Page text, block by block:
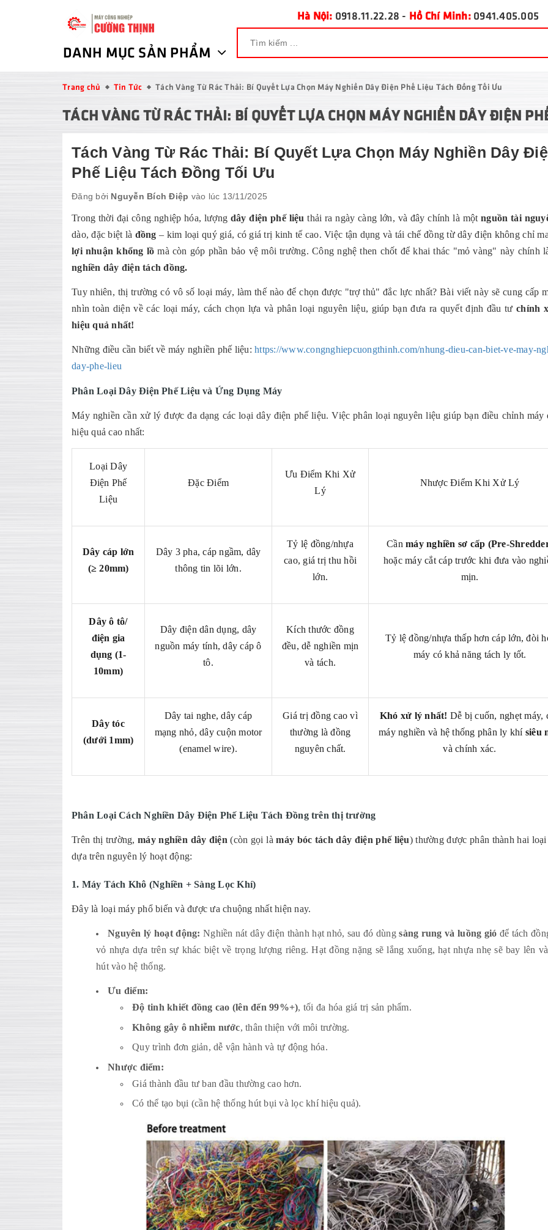
DANH MỤC SẢN PHẨM
Hà Nội: 0918.11.22.28 - Hồ Chí Minh: 0941.405.005
Trang chủ Tin Tức Tách Vàng Từ Rác Thải: Bí Quyết Lựa Chọn Máy Nghiền Dây Điện Phế Liệu Tách Đồng Tối Ưu
TÁCH VÀNG TỪ RÁC THẢI: BÍ QUYẾT LỰA CHỌN MÁY NGHIỀN DÂY ĐIỆN
Tách Vàng Từ Rác Thải: Bí Quyết Lựa Chọn Máy Nghiền Dây
Phế Liệu Tách Đồng Tối Ưu
Đăng bởi Nguyễn Bích Điệp vào lúc 13/11/2025
Trong thời đại công nghiệp hóa, lượng dây điện phế liệu thải ra ngày càng lớn, và đây chính là mộtnguồn tài
dào, đặc biệt là đồng – kim loại quý giá, có giá trị kinh tế cao. Việc tận dụng và tái chế đồng từ dây điện không chỉ
lợi nhuận khổng lồ mà còn góp phần bảo vệ môi trường. Công nghệ then chốt để khai thác "mỏ vàng" này chính
nghiền dây điện tách đồng.
Tuy nhiên, thị trường có vô số loại máy, làm thế nào để chọn được "trợ thủ" đắc lực nhất? Bài viết này sẽ cung cấp
nhìn toàn diện về các loại máy, cách chọn lựa và phân loại nguyên liệu, giúp bạn đưa ra quyết định đầu tưchính
hiệu quả nhất!
Những điều cần biết về máy nghiền phế liệu: https://www.congnghiepcuongthinh.com/nhung-dieu-can-biet-ve-may-
day-phe-lieu
Phân Loại Dây Điện Phế Liệu và Ứng Dụng Máy
Máy nghiền cần xử lý được đa dạng các loại dây điện phế liệu. Việc phân loại nguyên liệu giúp bạn điều chỉnh máy
hiệu quả cao nhất:
Loại Dây
Điện Phế
Liệu
Đặc Điểm
Ưu Điểm Khi Xử
Lý
Nhược Điểm Khi Xử Lý
Dây cáp lớn
(≥ 20mm)
Dây 3 pha, cáp ngầm, dây
thông tin lõi lớn.
Tỷ lệ đồng/nhựa
cao, giá trị thu hồi
lớn.
Cần máy nghiền sơ cấp (Pre-
hoặc máy cắt cáp trước khi đưa vào
mịn.
Dây ô tô/
điện gia
dụng (1-
10mm)
Dây điện dân dụng, dây
nguồn máy tính, dây cáp ô
tô.
Kích thước đồng
đều, dễ nghiền mịn
và tách.
Tỷ lệ đồng/nhựa thấp hơn cáp lớn, đòi
máy có khả năng tách ly tốt.
Dây tóc
(dưới 1mm)
Dây tai nghe, dây cáp
mạng nhỏ, dây cuộn motor
(enamel wire).
Giá trị đồng cao vì
thường là đồng
nguyên chất.
Khó xử lý nhất! Dễ bị cuốn, nghẹt máy,
máy nghiền và hệ thống phân ly khí siêu
và chính xác.
Phân Loại Cách Nghiền Dây Điện Phế Liệu Tách Đồng trên thị trường
Trên thị trường,máy nghiền dây điện (còn gọi làmáy bóc tách dây điện phế liệu) thường được phân thành hai
dựa trên nguyên lý hoạt động:
1. Máy Tách Khô (Nghiền + Sàng Lọc Khí)
Đây là loại máy phổ biến và được ưa chuộng nhất hiện nay.
Nguyên lý hoạt động:Nghiền nát dây điện thành hạt nhỏ, sau đó dùngsàng rung và luồng gió để tách
vỏ nhựa dựa trên sự khác biệt về trọng lượng riêng. Hạt đồng nặng sẽ lắng xuống, hạt nhựa nhẹ sẽ bay lên
hút vào hệ thống.
Ưu điểm:
Độ tinh khiết đồng cao (lên đến 99%+), tối đa hóa giá trị sản phẩm.
Không gây ô nhiễm nước, thân thiện với môi trường.
Quy trình đơn giản, dễ vận hành và tự động hóa.
Nhược điểm:
Giá thành đầu tư ban đầu thường cao hơn.
Có thể tạo bụi (cần hệ thống hút bụi và lọc khí hiệu quả).